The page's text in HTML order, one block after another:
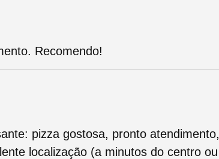
Recomendo!
pizza gostosa, pronto atendimento,
localização (a minutos do centro ou